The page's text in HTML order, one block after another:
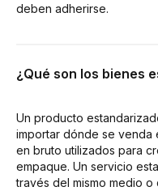
deben adherirse.
¿Qué son los bienes
Un producto
importar dónde se venda
en bruto utilizados para
empaque. Un servicio
través del mismo medio o